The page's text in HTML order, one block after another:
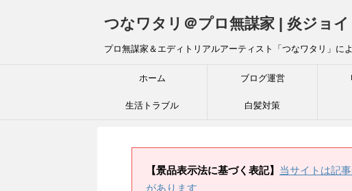
つなワタリ＠プロ無謀家 | 炎ジョ
プロ無謀家＆エディトリアルアーティスト「つなワタリ」
ホーム ブログ運営
生活トラブル 白髪対策
【景品表示法に基づく表記】 当サイトは記
があります